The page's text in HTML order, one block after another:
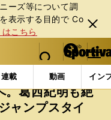
ーズ等について調
表⽰する⽬的で Co
こちら
閉じ
る
web Sportiva (webスポルティーバ)
検索
マイペ
ー
ジ
メニュ
連載 動画 イン
競技 冬季競技 小
。葛西紀明も絶
ャンプスタイ